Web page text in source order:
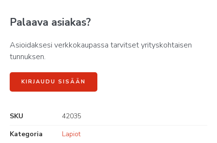
Palaava asiakas?
Asioidaksesi verkkokaupassa tarvitset yrityskohtaisen
tunnuksen.
KIRJAUDU SISÄÄN
SKU
42035
Kategoria
Lapiot